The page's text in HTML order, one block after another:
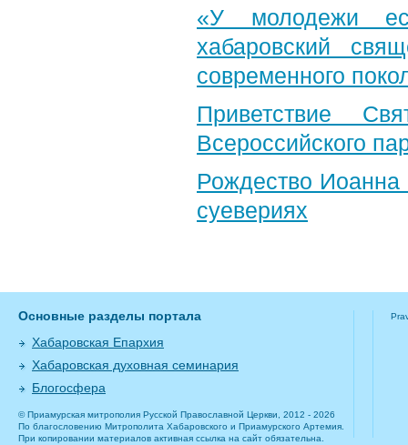
«У молодежи
хабаровский
современного
Приветствие
Всероссийского
Рождество Иоанна
суевериях
Основные разделы портала
Хабаровская Епархия
Хабаровская духовная семинария
Блогосфера
© Приамурская митрополия Русской Православной Церкви, 2012 - 2026
По благословению Митрополита Хабаровского и Приамурского Артемия.
При копировании материалов активная ссылка на сайт обязательна.